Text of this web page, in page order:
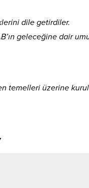
dile getirdiler.
geleceğine dair
temelleri üzerine